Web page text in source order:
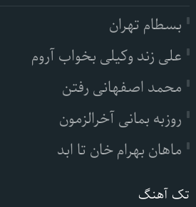
بسطام تهران
علی زند وکیلی بخواب آروم
محمد اصفهانی رفتن
روزبه بمانی آخرالزمون
ماهان بهرام خان تا ابد
تک آهنگ